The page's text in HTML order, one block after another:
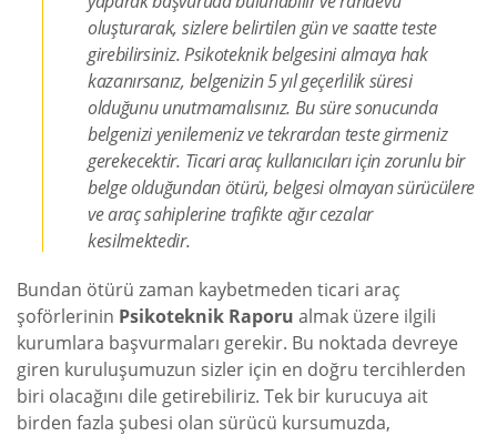
oluşturarak, sizlere belirtilen gün ve saatte teste
girebilirsiniz. Psikoteknik belgesini almaya hak
kazanırsanız, belgenizin 5 yıl geçerlilik süresi
olduğunu unutmamalısınız. Bu süre sonucunda
belgenizi yenilemeniz ve tekrardan teste girmeniz
gerekecektir. Ticari araç kullanıcıları için zorunlu bir
belge olduğundan ötürü, belgesi olmayan sürücülere
ve araç sahiplerine trafikte ağır cezalar
kesilmektedir.
Bundan ötürü zaman kaybetmeden ticari araç
şoförlerinin Psikoteknik Raporu almak üzere ilgili
kurumlara başvurmaları gerekir. Bu noktada devreye
giren kuruluşumuzun sizler için en doğru tercihlerden
biri olacağını dile getirebiliriz. Tek bir kurucuya ait
birden fazla şubesi olan sürücü kursumuzda,